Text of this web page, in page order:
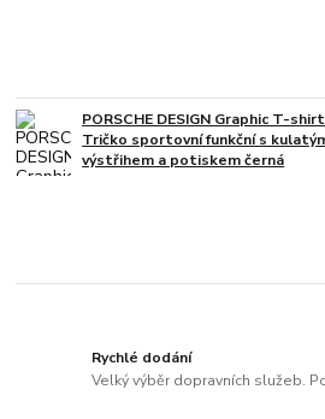
PORSCHE DESIGN Graphic T-shirt
Tričko sportovní funkční s
výstřihem a potiskem černá
Rychlé dodání
Velký výběr dopravních služeb.